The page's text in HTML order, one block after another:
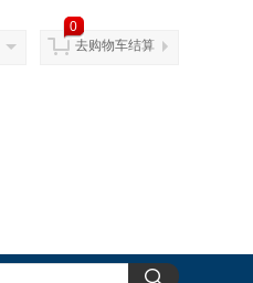
0
去购物车结算